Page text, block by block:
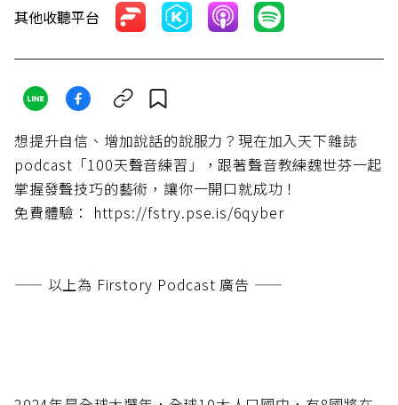
其他收聽平台
想提升自信、增加說話的說服力？現在加入天下雜誌
podcast「100天聲音練習」，跟著聲音教練魏世芬一起
掌握發聲技巧的藝術，讓你一開口就成功！
免費體驗： https://fstry.pse.is/6qyber
—— 以上為 Firstory Podcast 廣告 ——